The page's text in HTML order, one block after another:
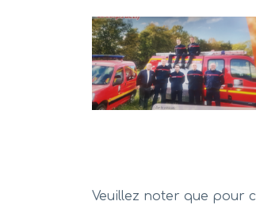
Veuillez noter que pour